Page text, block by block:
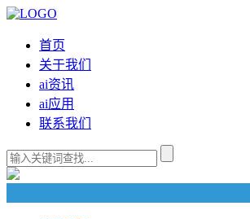
首页
关于我们
ai资讯
ai应用
联系我们